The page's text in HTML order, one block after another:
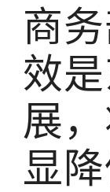
商
效
展
显